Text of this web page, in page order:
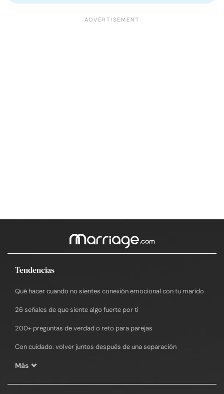
Tendencias
Qué hacer cuando no sientes conexión emocional con tu marido
26 señales de que siente algo fuerte por ti
200+ preguntas de verdad o reto para parejas
Con cuidado: volver juntos después de una separación
Más